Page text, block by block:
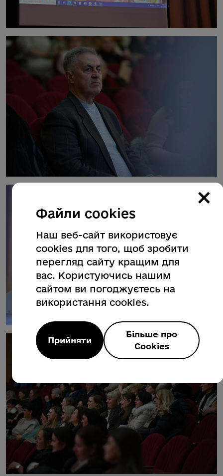
×
Файли cookies
Наш веб-сайт використовує
cookies для того, щоб зробити
перегляд сайту кращим для
вас. Користуючись нашим
сайтом ви погоджуєтесь на
використання cookies.
Прийняти
Більше про
Cookies